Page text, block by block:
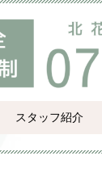
スタッフ紹介